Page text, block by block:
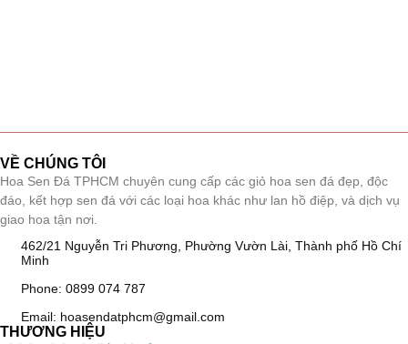
VỀ CHÚNG TÔI
Hoa Sen Đá TPHCM chuyên cung cấp các giỏ hoa sen đá đẹp, độc
đáo, kết hợp sen đá với các loại hoa khác như lan hồ điệp, và dịch vụ
giao hoa tận nơi.
462/21 Nguyễn Tri Phương, Phường Vườn Lài, Thành phố Hồ Chí
Minh
Phone: 0899 074 787
Email: hoasendatphcm@gmail.com
THƯƠNG HIỆU